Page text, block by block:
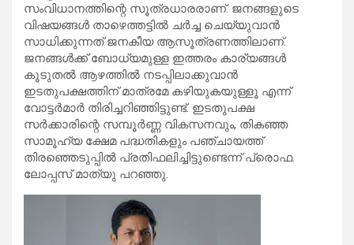
സംവിധാനത്തിന്റെ സൂത്രധാരരാണ്. ജനങ്ങളുടെ
വിഷയങ്ങൾ താഴെത്തട്ടിൽ ചർച്ച ചെയ്യുവാൻ
സാധിക്കുന്നത് ജനകീയ ആസൂത്രണത്തിലാണ്.
ജനങ്ങൾക്ക് ബോധ്യമുള്ള ഇത്തരം കാര്യങ്ങൾ
കൂടുതൽ ആഴത്തിൽ നടപ്പിലാക്കുവാൻ
ഇടതുപക്ഷത്തിന് മാത്രമേ കഴിയുകയുള്ളൂ എന്ന്
വോട്ടർമാർ തിരിച്ചറിഞ്ഞിട്ടുണ്ട്. ഇടതുപക്ഷ
സർക്കാരിന്റെ സമ്പൂർണ്ണ വികസനവും, തികഞ്ഞ
സാമൂഹ്യ ക്ഷേമ പദ്ധതികളും പഞ്ചായത്ത്
തിരഞ്ഞെടുപ്പിൽ പ്രതിഫലിച്ചിട്ടുണ്ടെന്ന് പ്രൊഫ.
ലോപ്പസ് മാത്യു പറഞ്ഞു.